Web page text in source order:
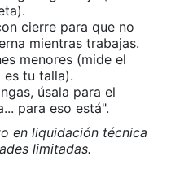
cierre para que no
mientras trabajas.
menores (mide el
es tu talla).
úsala para el
para eso está".
en liquidación técnica
limitadas.